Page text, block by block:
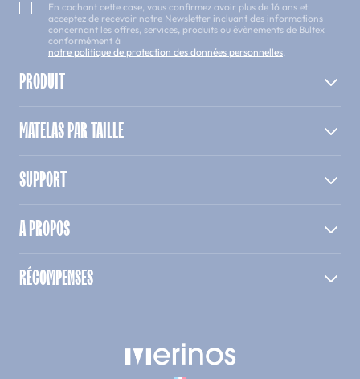
En cochant cette case, vous confirmez avoir plus de 16 ans et
acceptez de recevoir notre Newsletter incluant des informations
concernant les offres, services, produits ou évènements de Bultex
conformément à
notre politique de protection des données personnelles.
PRODUIT
MATELAS PAR TAILLE
SUPPORT
A PROPOS
RÉCOMPENSES